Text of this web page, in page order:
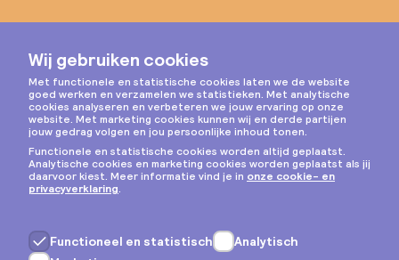
Instagram
Privacy & cookies
Algemene voorwaarden